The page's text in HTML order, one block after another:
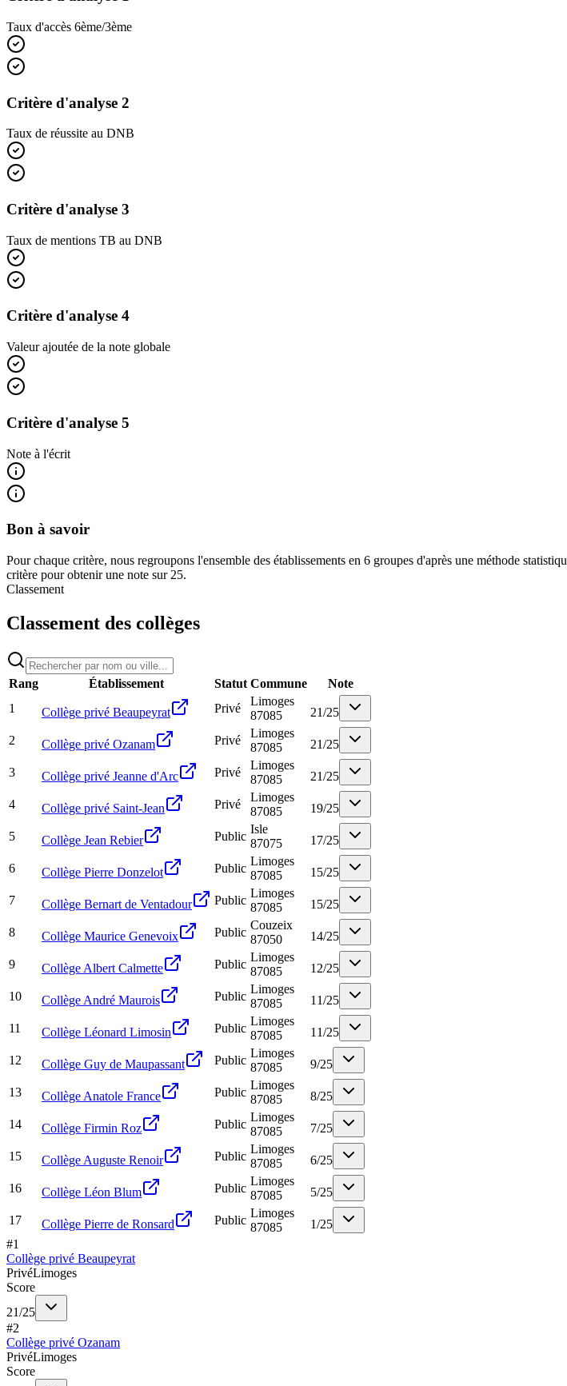
Taux d'accès 6ème/3ème
Critère d'analyse 2
Taux de réussite au DNB
Critère d'analyse 3
Taux de mentions TB au DNB
Critère d'analyse 4
Valeur ajoutée de la note globale
Critère d'analyse 5
Note à l'écrit
Bon à savoir
Pour chaque critère, nous regroupons l'ensemble des établissements en 6 groupes d'après une méthode
critère pour obtenir une note sur 25.
Classement
Classement des collèges
Rang Établissement Statut Commune
Note
1
Collège privé Beaupeyrat Privé
Limoges
87085
21/25
2 Collège privé Ozanam Privé
Limoges
87085
21/25
3 Collège privé Jeanne d'Arc Privé
Limoges
87085
21/25
4 Collège privé Saint-Jean Privé
Limoges
87085
19/25
5 Collège Jean Rebier Public
Isle
87075
17/25
6 Collège Pierre Donzelot Public
Limoges
87085
15/25
7 Collège Bernart de Ventadour Public
Limoges
87085
15/25
8 Collège Maurice Genevoix Public
Couzeix
87050
14/25
9 Collège Albert Calmette Public
Limoges
87085
12/25
10 Collège André Maurois Public
Limoges
87085
11/25
11 Collège Léonard Limosin Public
Limoges
87085
11/25
12 Collège Guy de Maupassant Public
Limoges
87085
9/25
13 Collège Anatole France Public
Limoges
87085
8/25
14 Collège Firmin Roz Public
Limoges
87085
7/25
15 Collège Auguste Renoir Public
Limoges
87085
6/25
16 Collège Léon Blum Public
Limoges
87085
5/25
17 Collège Pierre de Ronsard Public
Limoges
87085
1/25
#1
Collège privé Beaupeyrat
PrivéLimoges
Score
21/25
#2
Collège privé Ozanam
PrivéLimoges
Score